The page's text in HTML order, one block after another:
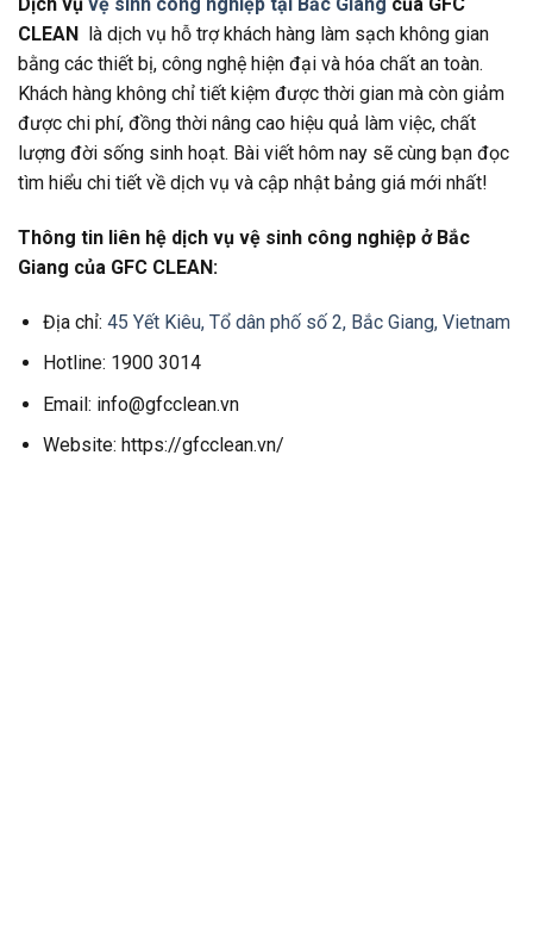
CLEAN là dịch vụ hỗ trợ khách hàng làm sạch không gian
bằng các thiết bị, công nghệ hiện đại và hóa chất an toàn.
Khách hàng không chỉ tiết kiệm được thời gian mà còn giảm
được chi phí, đồng thời nâng cao hiệu quả làm việc, chất
lượng đời sống sinh hoạt. Bài viết hôm nay sẽ cùng bạn đọc
tìm hiểu chi tiết về dịch vụ và cập nhật bảng giá mới nhất!
Thông tin liên hệ dịch vụ vệ sinh công nghiệp ởBắc
Giang của GFC CLEAN:
Địa chỉ: 45 Yết Kiêu, Tổ dân phố số 2, Bắc Giang, Vietnam
Hotline: 1900 3014
Email: info@gfcclean.vn
Website: https://gfcclean.vn/